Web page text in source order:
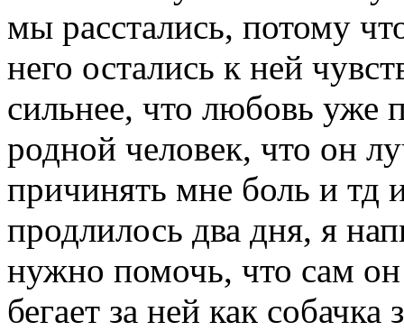
мы расстались, потому
него остались к ней
сильнее, что любовь
родной человек, что он
причинять мне боль и тд
продлилось два дня, я
нужно помочь, что сам он
бегает за ней как собачка